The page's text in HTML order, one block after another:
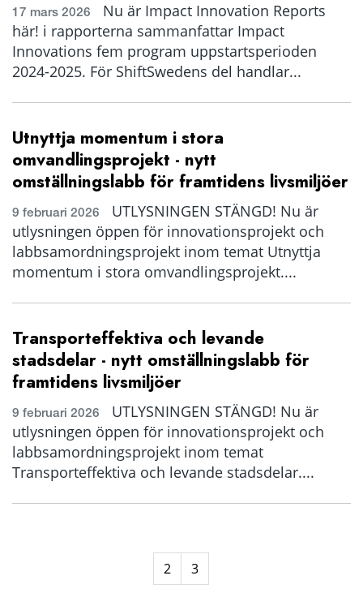
17 mars 2026
Nu är Impact Innovation Reports
här! i rapporterna sammanfattar Impact
Innovations fem program uppstartsperioden
2024-2025. För ShiftSwedens del handlar...
Utnyttja momentum i stora
omvandlingsprojekt - nytt
omställningslabb för framtidens livsmiljöer
9 februari 2026
UTLYSNINGEN STÄNGD! Nu är
utlysningen öppen för innovationsprojekt och
labbsamordningsprojekt inom temat Utnyttja
momentum i stora omvandlingsprojekt....
Transporteffektiva och levande
stadsdelar - nytt omställningslabb för
framtidens livsmiljöer
9 februari 2026
UTLYSNINGEN STÄNGD! Nu är
utlysningen öppen för innovationsprojekt och
labbsamordningsprojekt inom temat
Transporteffektiva och levande stadsdelar....
2 3